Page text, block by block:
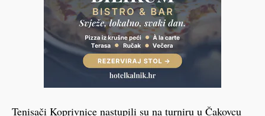
Tenisači Koprivnice nastupili su na turniru u Čakovcu